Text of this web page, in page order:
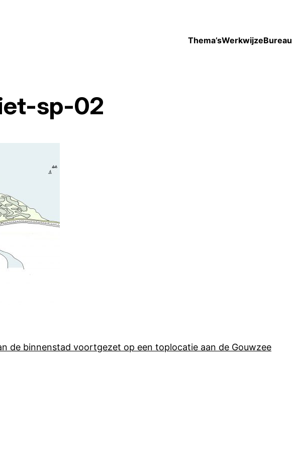
Thema’sWerkwijzeBureau
sp-02
de binnenstad voortgezet op een toplocatie aan de Gouwzee